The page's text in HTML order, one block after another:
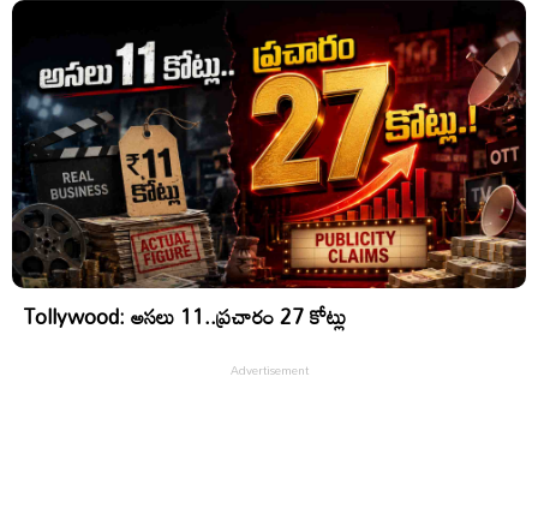
Tollywood: అసలు 11..ప్రచారం 27 కోట్లు